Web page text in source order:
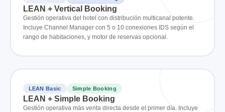
LEAN + Vertical Booking
Gestión operativa del hotel con distribución multicanal potente.
Incluye Channel Manager con 5 o 10 conexiones IDS según el
rango de habitaciones, y motor de reservas opcional.
LEAN Basic Simple Booking
LEAN + Simple Booking
Gestión operativa más venta directa desde el primer día. Incluye